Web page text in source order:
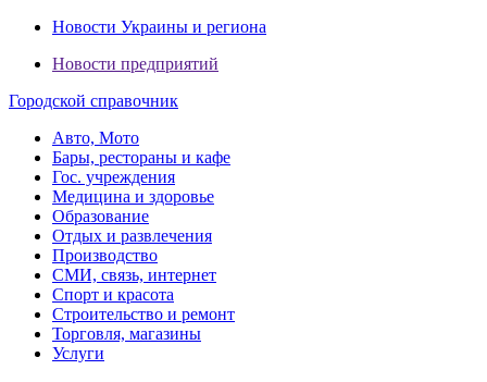
Новости Украины и региона
Новости предприятий
Городской справочник
Авто, Мото
Бары, рестораны и кафе
Гос. учреждения
Медицина и здоровье
Образование
Отдых и развлечения
Производство
СМИ, связь, интернет
Спорт и красота
Строительство и ремонт
Торговля, магазины
Услуги